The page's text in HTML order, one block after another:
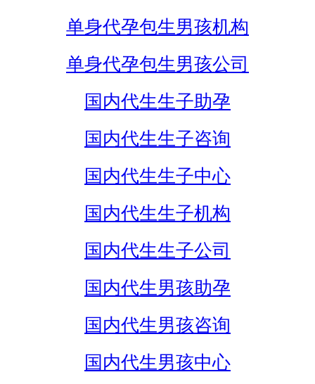
单身代孕包生男孩机构
单身代孕包生男孩公司
国内代生生子助孕
国内代生生子咨询
国内代生生子中心
国内代生生子机构
国内代生生子公司
国内代生男孩助孕
国内代生男孩咨询
国内代生男孩中心